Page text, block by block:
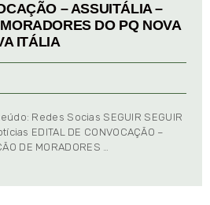
– ASSUITÁLIA –
DO PQ NOVA
ITÁLIA
Redes Socias SEGUIR SEGUIR
EDITAL DE CONVOCAÇÃO –
DE MORADORES …